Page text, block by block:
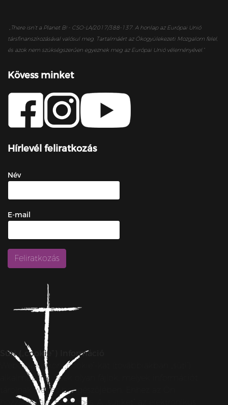
„ There isn’t a Planet B! - CSO-LA/2017/388-137. A honlap az Európai Unió
társfinanszírozásával valósul meg. Tartalmáért az Ökogyülekezeti Mozgalom felel,
és azok nem szükségszerűen egyeznek meg az Európai Unió véleményével.”
Kövess minket
Hírlevél feliratkozás
Név
E-mail
Süti („cookie”) Információ
Weboldalunkon „cookie”-kat (továbbiakban „süti”)
alkalmazunk. Ezek olyan fájlok, melyek információt
tárolnak webes böngészőjében. Ehhez az Ön
hozzájárulása szükséges. A „sütiket” az elektronikus